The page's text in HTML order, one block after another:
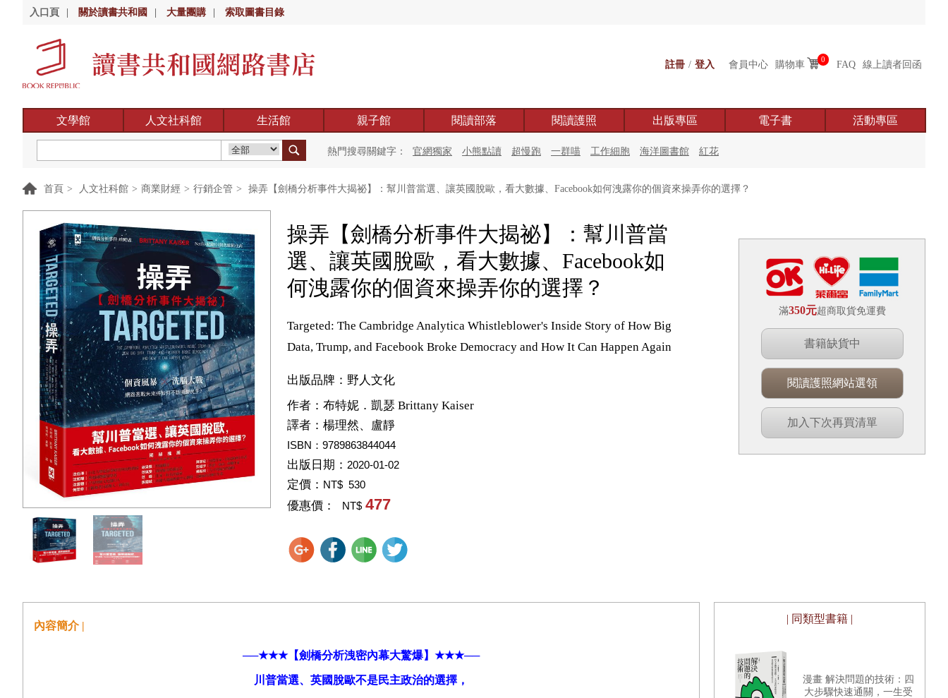
入口頁 關於讀書共和國 大量團購 索取圖書目錄
註冊 / 登入 會員中心 購物車 0 FAQ 線上讀者回函
文學館 人文社科館 生活館 親子館 閱讀部落 閱讀護照 出版專區 電子書 活動專區
熱門搜尋關鍵字： 官網獨家 小熊點讀 超慢跑 一群喵 工作細胞 海洋圖書館 紅花
首頁 > 人文社科館 > 商業財經 > 行銷企管 > 操弄【劍橋分析事件大揭祕】：幫川普當選、讓英國脫歐，看大數據、Facebook如何洩露你的個資來操弄你的選擇？
操弄【劍橋分析事件大揭祕】：幫川普當
選、讓英國脫歐，看大數據、Facebook如
何洩露你的個資來操弄你的選擇？
Targeted: The Cambridge Analytica Whistleblower's Inside Story of How Big
Data, Trump, and Facebook Broke Democracy and How It Can Happen Again
出版品牌：野人文化
作者： 布特妮．凱瑟 Brittany Kaiser
譯者： 楊理然、盧靜
ISBN：9789863844044
出版日期： 2020-01-02
定價： NT$ 530
優惠價： NT$ 477
滿350元超商取貨免運費
書籍缺貨中
閱讀護照網站選領
加入下次再買清單
內容簡介 |
──★★★【劍橋分析洩密內幕大驚爆】 ★★★──
川普當選、英國脫歐不是民主政治的選擇，
| 同類型書籍 |
漫畫 解決問題的技術：四
大步驟快速通關，一生受